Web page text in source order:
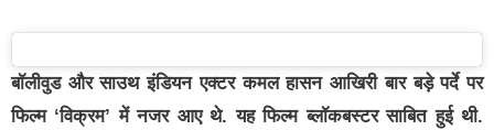
बॉलीवुड और साउथ इंडियन एक्टर कमल हासन आखिरी बार बड़े पर्दे पर
फिल्म ‘विक्रम’ में नजर आए थे. यह फिल्म ब्लॉकबस्टर साबित हुई थी.